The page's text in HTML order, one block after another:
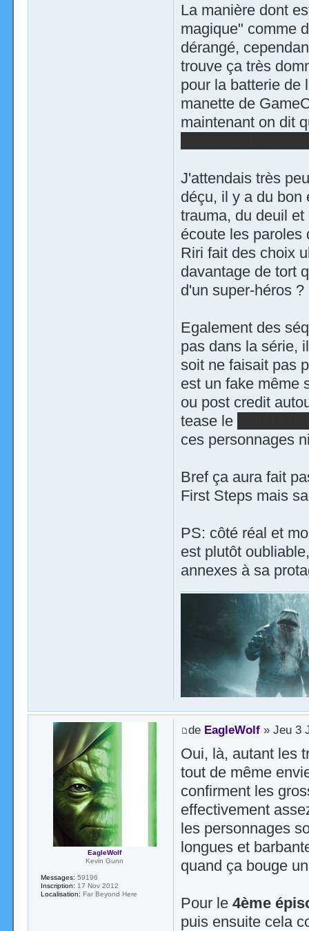
La manière dont
magique" comme
dérangé,
trouve ça très
pour la batterie de
manette de
maintenant on dit
J'attendais très
déçu, il y a du bon
trauma, du deuil
écoute les paroles
Riri fait des choix
davantage de tort
d'un super-héros ?
Egalement des
pas dans la série,
soit ne faisait pas
est un fake même
ou post credit
tease le
ces personnages
Bref ça aura fait
First Steps mais
PS: côté réal et
est plutôt
annexes à sa
de EagleWolf» Jeu 3
Oui, là, autant les
tout de même
confirment les
effectivement
les personnages
longues et
quand ça bouge
Pour le 4ème
puis ensuite cela
EagleWolf
Kevin Gunn
Messages: 59196
Inscription: 17 Nov 2012
Localisation: Far Beyond Here